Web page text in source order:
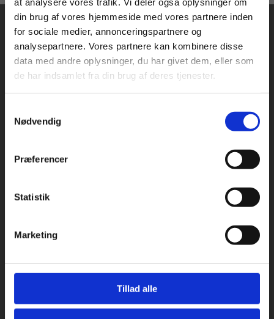
din brug af vores hjemmeside med vores partnere inden
for sociale medier, annonceringspartnere og
analysepartnere. Vores partnere kan kombinere disse
data med andre oplysninger, du har givet dem, eller som
de har indsamlet fra din brug af deres tjenester.
Nødvendig
Præferencer
Statistik
Marketing
Tillad alle
Praxis Forlag A/S
1120 København K
Kochsgade 31D
Rødekro
6230 Rødekro
Kontakt kundeservice
For privatkunder og
studerende. Du får
vist priser inkl.
For institutioner og
virksomheder. Du
får vist priser ekskl.